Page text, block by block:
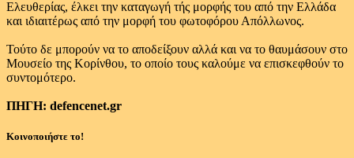
Ελευθερίας, έλκει την καταγωγή τής μορφής του από την Ελλάδα
και ιδιαιτέρως από την μορφή του φωτοφόρου Απόλλωνος.
Τούτο δε μπορούν να το αποδείξουν αλλά και να το θαυμάσουν στο
Μουσείο της Κορίνθου, το οποίο τους καλούμε να επισκεφθούν το
συντομότερο.
ΠΗΓΗ: defencenet.gr
Κοινοποιήστε το!